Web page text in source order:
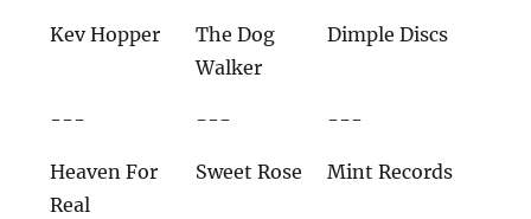
Kev Hopper
The Dog
Walker
Dimple Discs
--- --- ---
Heaven For
Real
Sweet Rose Mint Records